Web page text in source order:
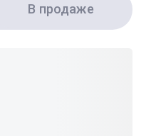
В продаже